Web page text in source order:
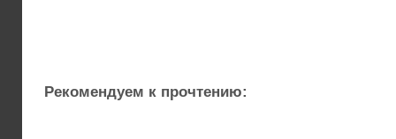
Рекомендуем к прочтению: